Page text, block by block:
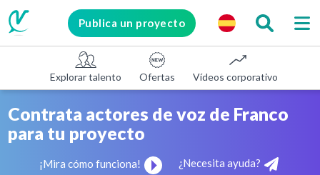
Publica un proyecto
Explorar talento Ofertas Vídeos corporativos
Contrata actores de voz de Franco
para tu proyecto
¡Mira cómo funciona! ¿Necesita ayuda?